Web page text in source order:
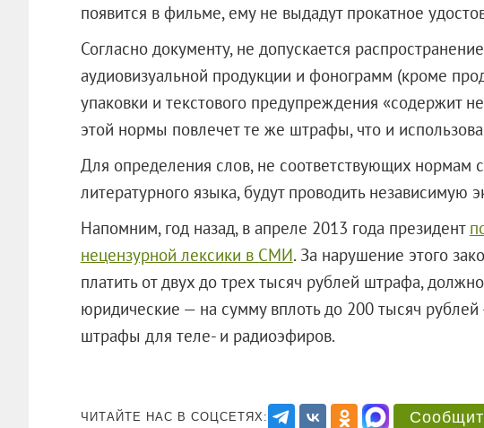
появится в фильме, ему не выдадут прокатное
Согласно документу, не допускается
аудиовизуальной продукции и фонограмм (кроме
упаковки и текстового предупреждения «содержит
этой нормы повлечет те же штрафы, что и
Для определения слов, не соответствующих нормам
литературного языка, будут проводить независимую
Напомним, год назад, в апреле 2013 года президент
нецензурной лексики в СМИ. За нарушение этого
платить от двух до трех тысяч рублей штрафа,
юридические — на сумму вплоть до 200 тысяч
штрафы для теле- и радиоэфиров.
ЧИТАЙТЕ НАС В СОЦСЕТЯХ: